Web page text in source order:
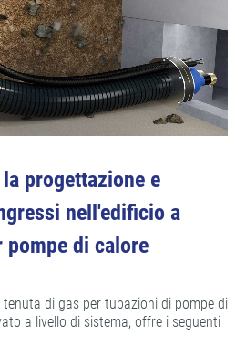
progettazione e
nell'edificio a
pompe di calore
tenuta di gas per tubazioni di pompe di
a livello di sistema, offre i seguenti